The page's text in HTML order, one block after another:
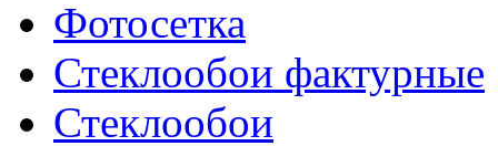
Фотосетка
Стеклообои фактурные
Стеклообои